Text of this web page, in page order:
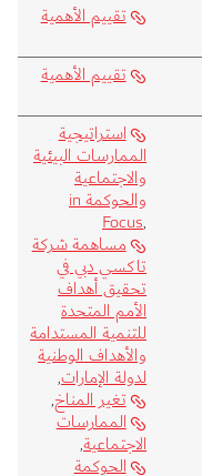
تقييم الأهمية
تقييم الأهمية
استراتيجية
الممارسات البيئية
والاجتماعية
والحوكمة in
Focus,
مساهمة شركة
تاكسي دبي في
تحقيق أهداف
الأمم المتحدة
للتنمية المستدامة
والأهداف الوطنية
لدولة الإمارات,
تغير المناخ,
الممارسات
الاجتماعية,
الحوكمة